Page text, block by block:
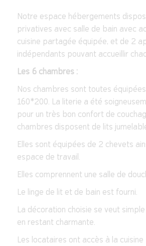
Notre espace hébergements
privatives avec salle de bain avec
cuisine partagée équipée, et de 2
indépendants pouvant accueillir
Les 6 chambres :
Nos chambres sont toutes
160*200. La literie a été
pour un très bon confort de
chambres disposent de lits
Elles sont équipées de 2 chevets
espace de travail.
Elles comprennent une salle de
Le linge de lit et de bain est fourni.
La décoration choisie se veut
en restant charmante.
Les locataires ont accès à la